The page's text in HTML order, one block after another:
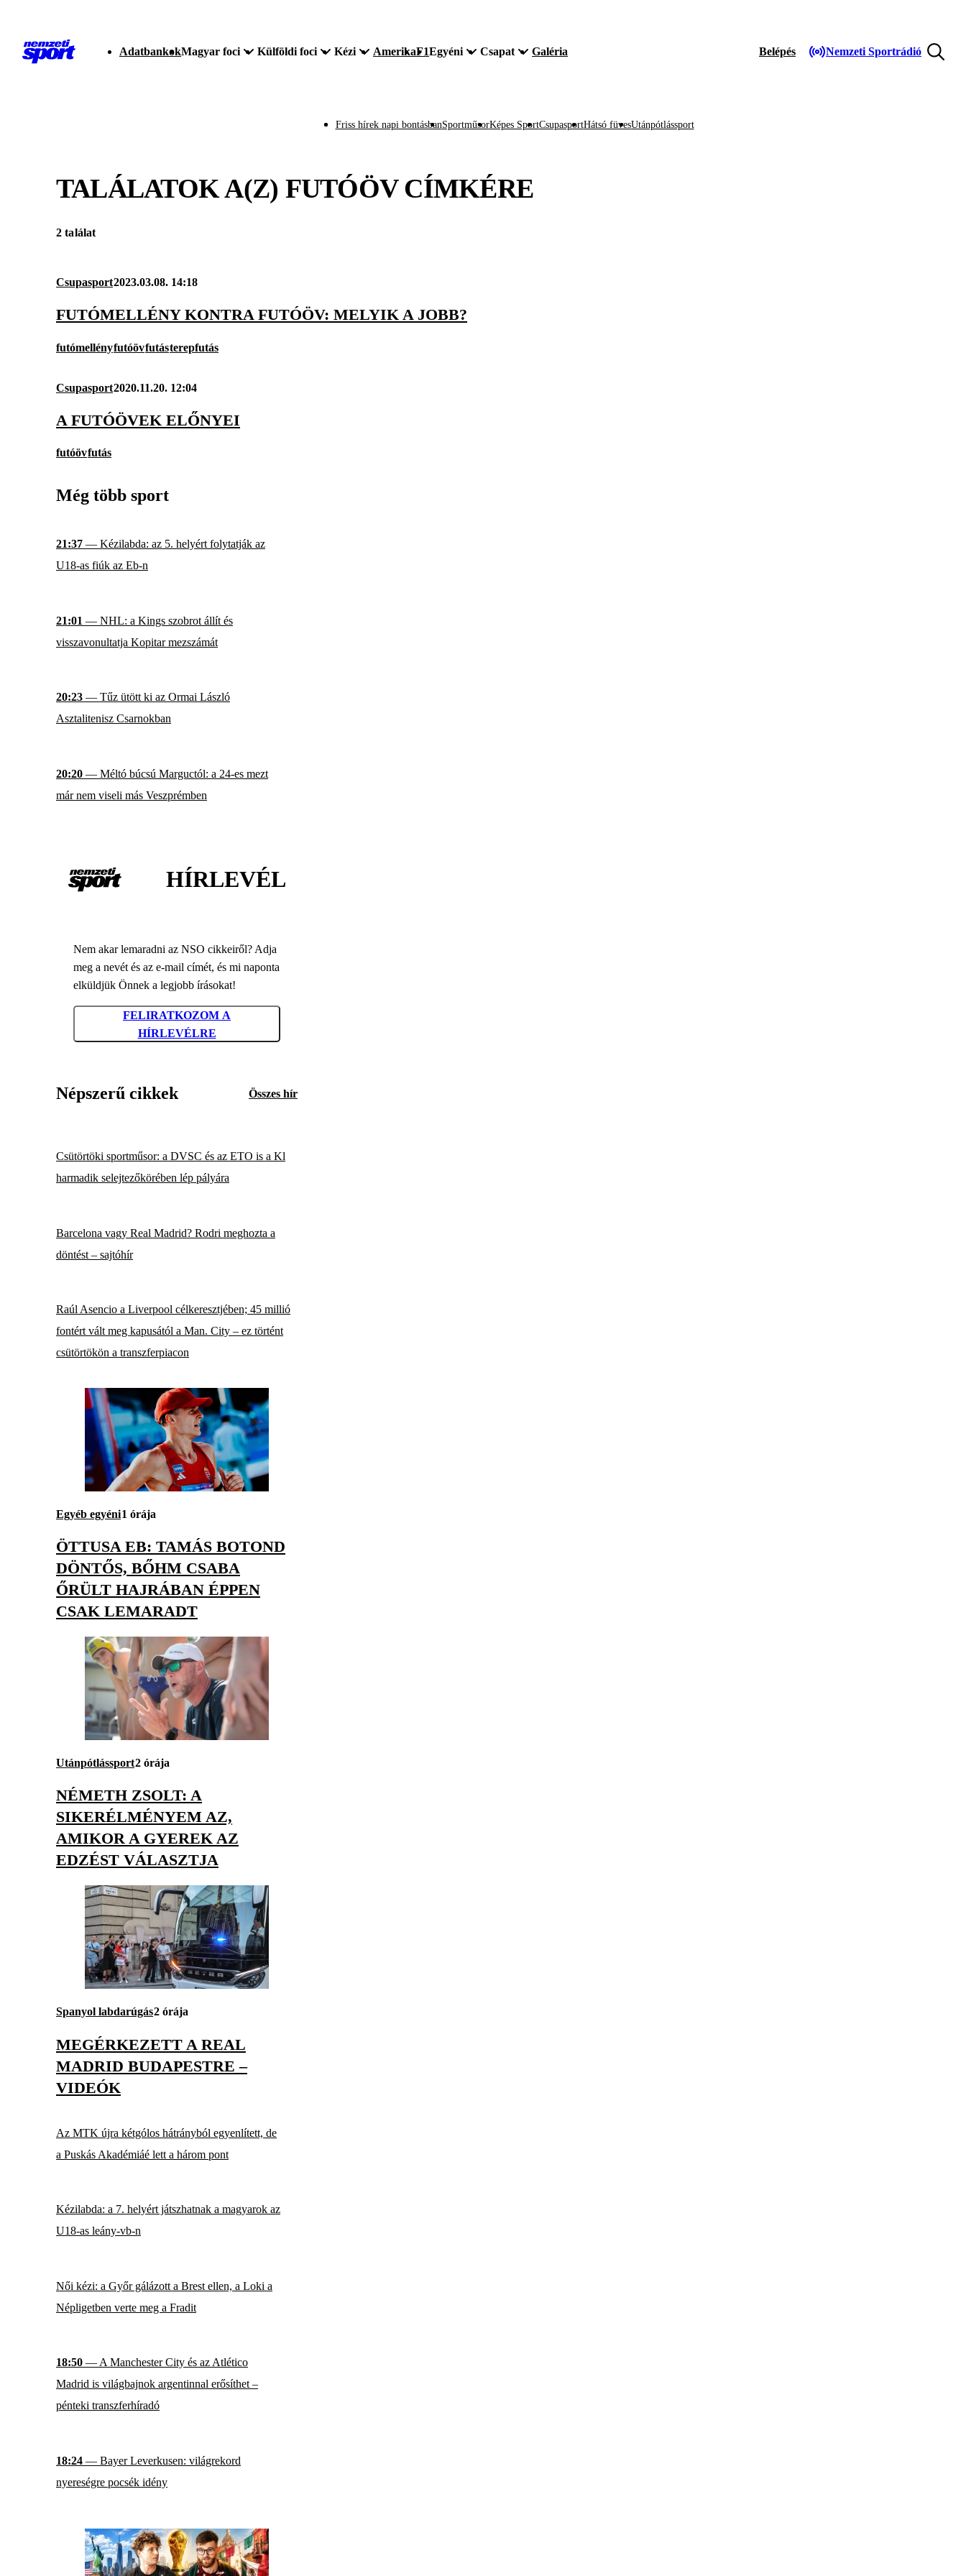
AdatbankokMagyar foci Külföldi foci Kézi AmerikaF1Egyéni Csapat Galéria Belépés Nemzeti Sportrádió
Friss hírek napi bontásbanSportműsorKépes SportCsupasportHátsó füvesUtánpótlássport
TALÁLATOK A(Z) FUTÓÖVCÍMKÉRE
2 találat
Csupasport2023.03.08. 14:18
FUTÓMELLÉNY KONTRA FUTÓÖV: MELYIK A JOBB?
futómellényfutóövfutásterepfutás
Csupasport2020.11.20. 12:04
A FUTÓÖVEK ELŐNYEI
futóövfutás
Még több sport
21:37 — Kézilabda: az 5. helyért folytatják az
U18-as fiúk az Eb-n
21:01 — NHL: a Kings szobrot állít és
visszavonultatja Kopitar mezszámát
20:23 — Tűz ütött ki az Ormai László
Asztalitenisz Csarnokban
20:20 — Méltó búcsú Marguctól: a 24-es mezt
már nem viseli más Veszprémben
HÍRLEVÉL
Nem akar lemaradni az NSO cikkeiről? Adja
meg a nevét és az e-mail címét, és mi naponta
elküldjük Önnek a legjobb írásokat!
FELIRATKOZOM A
HÍRLEVÉLRE
Népszerű cikkek Összes hír
Csütörtöki sportműsor: a DVSC és az ETO is a Kl
harmadik selejtezőkörében lép pályára
Barcelona vagy Real Madrid? Rodri meghozta a
döntést – sajtóhír
Raúl Asencio a Liverpool célkeresztjében; 45 millió
fontért vált meg kapusától a Man. City – ez történt
csütörtökön a transzferpiacon
Egyéb egyéni1 órája
ÖTTUSA EB: TAMÁS BOTOND
DÖNTŐS, BŐHM CSABA
ŐRÜLT HAJRÁBAN ÉPPEN
CSAK LEMARADT
Utánpótlássport2 órája
NÉMETH ZSOLT: A
SIKERÉLMÉNYEM AZ,
AMIKOR A GYEREK AZ
EDZÉST VÁLASZTJA
Spanyol labdarúgás2 órája
MEGÉRKEZETT A REAL
MADRID BUDAPESTRE –
VIDEÓK
Az MTK újra kétgólos hátrányból egyenlített, de
a Puskás Akadémiáé lett a három pont
Kézilabda: a 7. helyért játszhatnak a magyarok az
U18-as leány-vb-n
Női kézi: a Győr gálázott a Brest ellen, a Loki a
Népligetben verte meg a Fradit
18:50 — A Manchester City és az Atlético
Madrid is világbajnok argentinnal erősíthet –
pénteki transzferhíradó
18:24 — Bayer Leverkusen: világrekord
nyereségre pocsék idény